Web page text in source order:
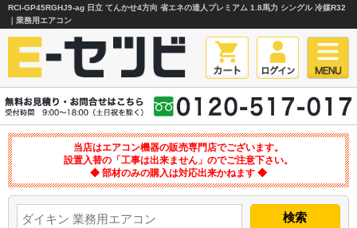
RCI-GP45RGHJ9-ag 日立 てんかせ4方向 省エネの達人プレミアム 1.8馬力 シングル 冷媒R32
｜業務用エアコン
当店はエアコン機器の販売専門店でございます。
設置入替の「工事は出来ません」のでご注意下さい。
◆ 部材のみの購入は対応出来かねます ◆